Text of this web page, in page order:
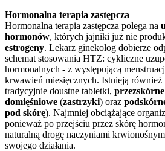
Hormonalna terapia zastępcza
Hormonalna terapia zastępcza polega na
hormonów, których jajniki już nie
estrogeny. Lekarz ginekolog dobierze
schemat stosowania HTZ: cykliczne
hormonalnych - z występującą
krwawień miesięcznych. Istnieją
tradycyjnie doustne tabletki, przezskórne
domięśniowe (zastrzyki) oraz
pod skórę). Najmniej obciążające
ponieważ po przejściu przez skórę
naturalną drogę naczyniami
swojego działania.